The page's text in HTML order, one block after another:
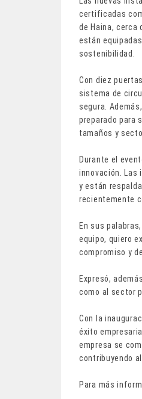
certificadas
de Haina, cerca
están
sostenibilidad.
Con diez
sistema de
segura.
preparado para
tamaños y
Durante el
innovación. Las
y están
recientemente
En sus
equipo, quiero
compromiso y
Expresó,
como al sector
Con la
éxito
empresa se
contribuyendo
Para más